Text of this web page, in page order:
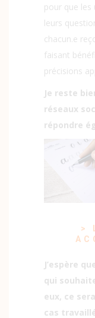
pour que
leurs
chacun.e
faisant
précisions
Je reste
réseaux
répondre
>
J’espère
qui
eux, ce
cas